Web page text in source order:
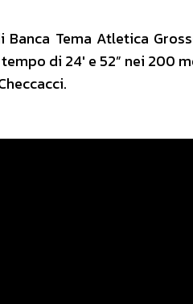
Tema Atletica
di 24′ e 52” nei 200